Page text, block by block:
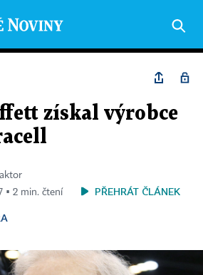
získal výrobce
▪ 2 min. čtení
PŘEHRÁT ČLÁNEK